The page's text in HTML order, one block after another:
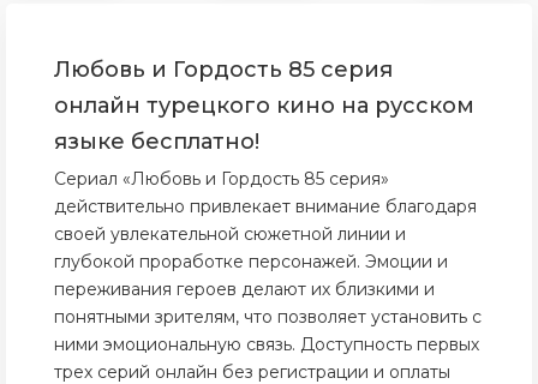
Любовь и Гордость 85 серия
онлайн турецкого кино на русском
языке бесплатно!
Сериал «Любовь и Гордость 85 серия»
действительно привлекает внимание благодаря
своей увлекательной сюжетной линии и
глубокой проработке персонажей. Эмоции и
переживания героев делают их близкими и
понятными зрителям, что позволяет установить с
ними эмоциональную связь. Доступность первых
трех серий онлайн без регистрации и оплаты